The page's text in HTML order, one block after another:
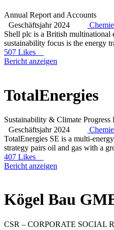
Annual Report and Accounts
Geschäftsjahr 2024
Chemie
Shell plc is a British multinational
sustainability focus is the energy
507 Likes
Bericht anzeigen
TotalEnergies
Sustainability & Climate Progress
Geschäftsjahr 2024
Chemie
TotalEnergies SE is a multi-
strategy pairs oil and gas with a
407 Likes
Bericht anzeigen
Kögel Bau
CSR – CORPORATE SOCIAL